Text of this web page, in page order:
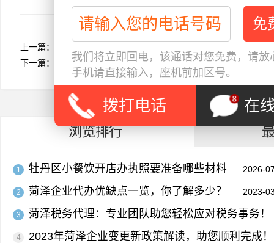
上一篇：
下一篇：
菏泽会计记账的职业前景，未来发展潜力无限！
浏览排行
1 牡丹区小餐饮开店办执照要准备哪些材料 2026-
2 菏泽企业代办优缺点一览，你了解多少？ 2023-
3 菏泽税务代理：专业团队助您轻松应对税务事务！
4 2023年菏泽企业变更新政策解读，助您顺利完成！
我们将立即回电，该通话对您免费，请放
手机请直接输入，座机前加区号。
拨打电话 在